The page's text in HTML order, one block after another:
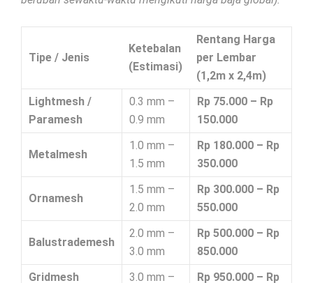
Tipe / Jenis
Ketebalan
(Estimasi)
Rentang Harga
per Lembar
(1,2m x 2,4m)
Lightmesh /
Paramesh
0.3 mm –
0.9 mm
Rp 75.000 – Rp
150.000
Metalmesh
1.0 mm –
1.5 mm
Rp 180.000 – Rp
350.000
Ornamesh
1.5 mm –
2.0 mm
Rp 300.000 – Rp
550.000
Balustrademesh
2.0 mm –
3.0 mm
Rp 500.000 – Rp
850.000
Gridmesh
3.0 mm –
Rp 950.000 – Rp